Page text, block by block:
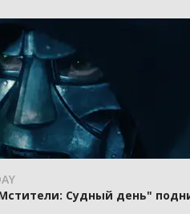
Судный день"